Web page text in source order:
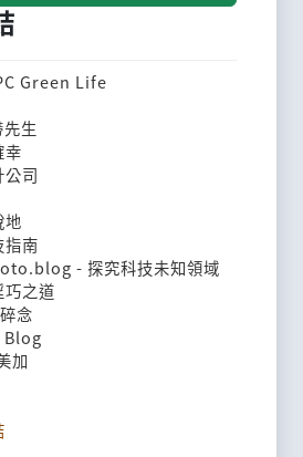
Green Life
生
幸
司
地
指南
- 探究科技未知領域
巧之道
念
Blog
加